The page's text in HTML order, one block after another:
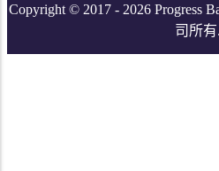
Copyright © 2017 - 2026Progress
司所有.